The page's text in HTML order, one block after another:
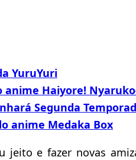
YuruYuri
anime Haiyore!
Segunda
anime Medaka Box
jeito e fazer novas